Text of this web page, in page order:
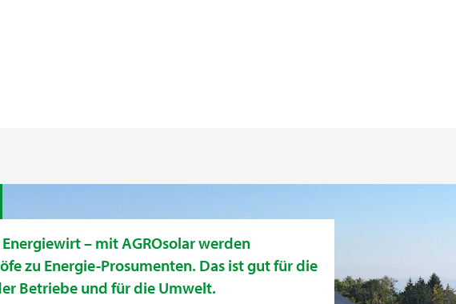
– mit AGROsolar werden
zu Energie-Prosumenten. Das ist gut für die
Betriebe und für die Umwelt.